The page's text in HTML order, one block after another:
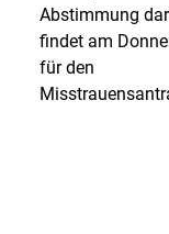
Abstimmung
findet am
für den